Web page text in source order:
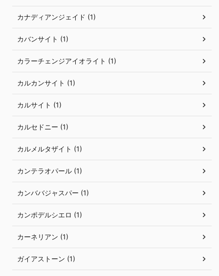
カナディアンジェイド (1)
カバンサイト (1)
カラーチェンジアイオライト (1)
カルカンサイト (1)
カルサイト (1)
カルセドニー (1)
カルメルタザイト (1)
カンテラオパール (1)
カンババジャスパー (1)
カンポデルシエロ (1)
カーネリアン (1)
ガイアストーン (1)